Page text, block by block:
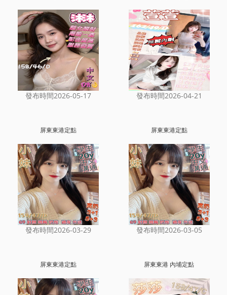
發布時間2026-05-17 發布時間2026-04-21
屏東東港定點
發布時間2026-03-29
屏東東港定點
發布時間2026-03-05
屏東東港定點 屏東東港 內埔定點